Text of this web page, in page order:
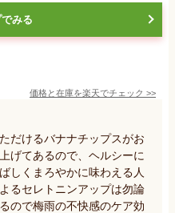
みる
価格と在庫を楽天でチェック >>
だけるバナナチップスがお
げてあるので、ヘルシーに
しくまろやかに味わえる人
るセレトニンアップは勿論
ので梅雨の不快感のケア効